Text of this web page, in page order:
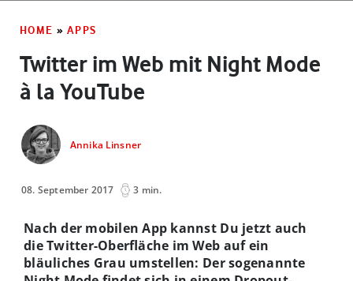
HOME » APPS
Twitter im Web mit Night Mode
à la YouTube
Annika Linsner
08. September 2017 3 min.
Nach der mobilen App kannst Du jetzt auch
die Twitter-Oberfläche im Web auf ein
bläuliches Grau umstellen: Der sogenannte